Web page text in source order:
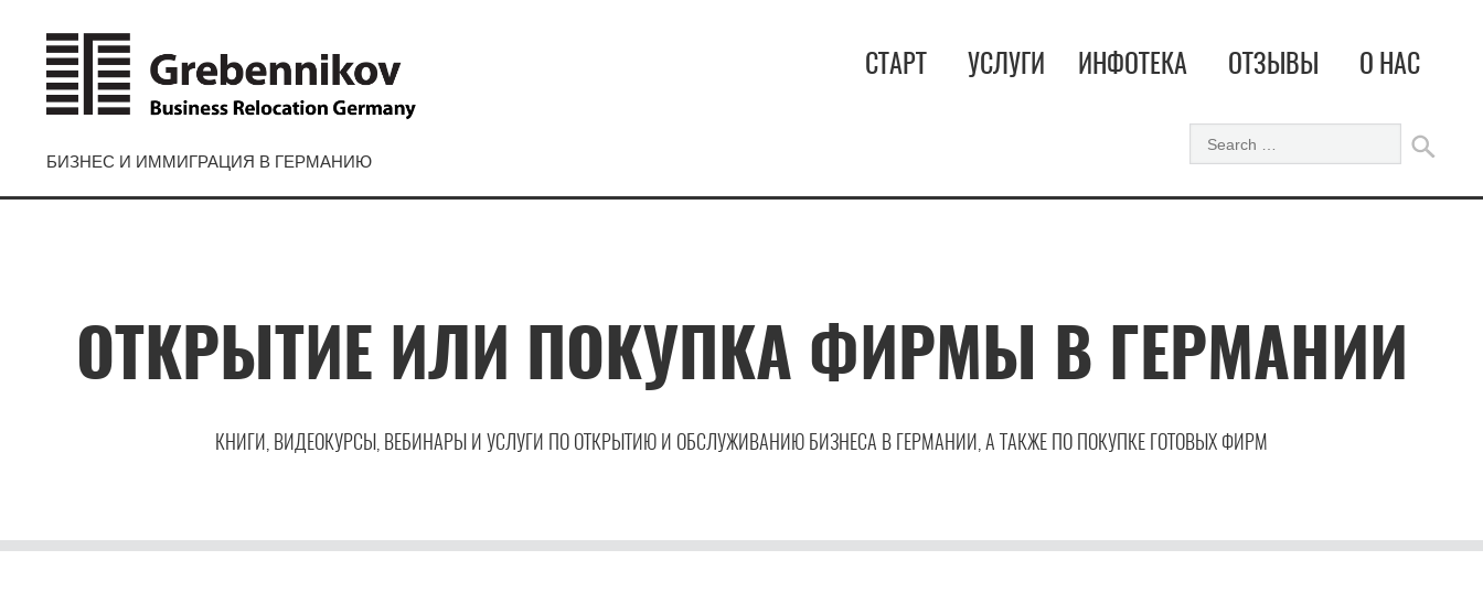
БИЗНЕС И ИММИГРАЦИЯ В ГЕРМАНИЮ
СТАРТ УСЛУГИ ИНФОТЕКА ОТЗЫВЫ О НАС
ОТКРЫТИЕ ИЛИ ПОКУПКА ФИРМЫ В ГЕРМАНИИ
КНИГИ, ВИДЕОКУРСЫ, ВЕБИНАРЫ И УСЛУГИ ПО ОТКРЫТИЮ И ОБСЛУЖИВАНИЮ БИЗНЕСА В ГЕРМАНИИ, А ТАКЖЕ ПО ПОКУПКЕ ГОТОВЫХ ФИРМ